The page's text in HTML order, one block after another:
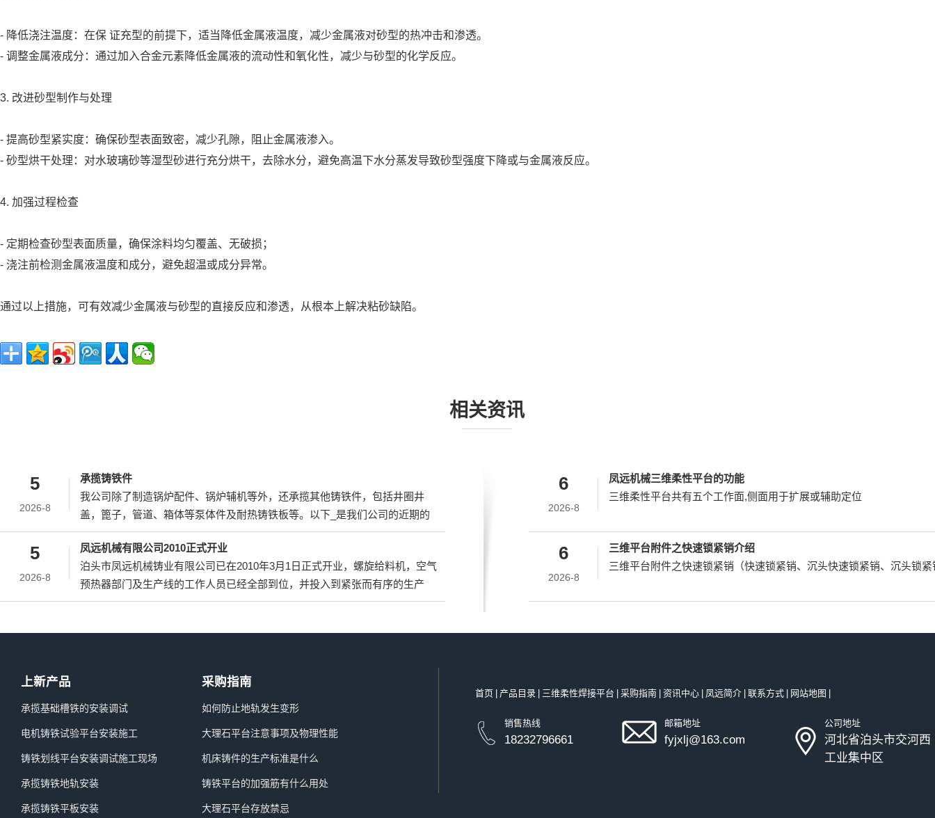
- 降低浇注温度：在保 证充型的前提下，适当降低金属液温度，减少金属液对砂型的热冲击和渗透。
- 调整金属液成分：通过加入合金元素降低金属液的流动性和氧化性，减少与砂型的化学反应。
3. 改进砂型制作与处理
- 提高砂型紧实度：确保砂型表面致密，减少孔隙，阻止金属液渗入。
- 砂型烘干处理：对水玻璃砂等湿型砂进行充分烘干，去除水分，避免高温下水分蒸发导致砂型强度下降或与金属液反应。
4. 加强过程检查
- 定期检查砂型表面质量，确保涂料均匀覆盖、无破损；
- 浇注前检测金属液温度和成分，避免超温或成分异常。
通过以上措施，可有效减少金属液与砂型的直接反应和渗透，从根本上解决粘砂缺陷。
相关资讯
5
2026-8
承揽铸铁件
我公司除了制造锅炉配件、锅炉辅机等外，还承揽其他铸铁件，包括井圈井
盖，篦子，管道、箱体等泵体件及耐热铸铁板等。以下_是我们公司的近期的
公司动态：
5
2026-8
凤远机械有限公司2010正式开业
泊头市凤远机械铸业有限公司已在2010年3月1日正式开业，螺旋给料机，空气
预热器部门及生产线的工作人员已经全部到位，并投入到紧张而有序的生产
中。
6
2026-8
凤远机械三维柔性平台的功能
三维柔性平台共有五个工作面,侧面用于扩展或辅助定位
6
2026-8
三维平台附件之快速锁紧销介绍
三维平台附件之快速锁紧销（快速锁紧销、沉头快速锁紧销、沉头锁紧
上新产品
承揽基础槽铁的安装调试
电机铸铁试验平台安装施工
铸铁划线平台安装调试施工现场
承揽铸铁地轨安装
承揽铸铁平板安装
采购指南
如何防止地轨发生变形
大理石平台注意事项及物理性能
机床铸件的生产标准是什么
铸铁平台的加强筋有什么用处
大理石平台存放禁忌
首页 产品目录 三维柔性焊接平台 采购指南 资讯中心 凤远简介 联系方式 网站地图
销售热线
18232796661
邮箱地址
fyjxlj@163.com
公司地址
河北省泊头市交河西
工业集中区